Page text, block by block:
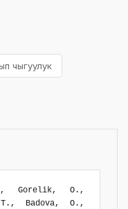
чыгуулук
Gorelik, O.,
Badova, O.,